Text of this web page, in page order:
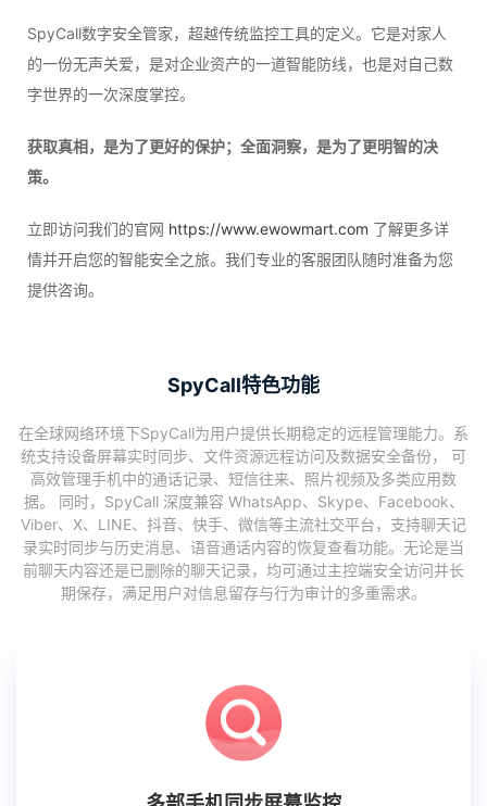
SpyCall数字安全管家，超越传统监控工具的定义。它是对家人
的一份无声关爱，是对企业资产的一道智能防线，也是对自己数
字世界的一次深度掌控。
获取真相，是为了更好的保护；全面洞察，是为了更明智的决
策。
立即访问我们的官网 https://www.ewowmart.com 了解更多详
情并开启您的智能安全之旅。我们专业的客服团队随时准备为您
提供咨询。
SpyCall特色功能
在全球网络环境下SpyCall为用户提供长期稳定的远程管理能力。系
统支持设备屏幕实时同步、文件资源远程访问及数据安全备份， 可
高效管理手机中的通话记录、短信往来、照片视频及多类应用数
据。 同时，SpyCall 深度兼容 WhatsApp、Skype、Facebook、
Viber、X、LINE、抖音、快手、微信等主流社交平台，支持聊天记
录实时同步与历史消息、语音通话内容的恢复查看功能。无论是当
前聊天内容还是已删除的聊天记录，均可通过主控端安全访问并长
期保存，满足用户对信息留存与行为审计的多重需求。